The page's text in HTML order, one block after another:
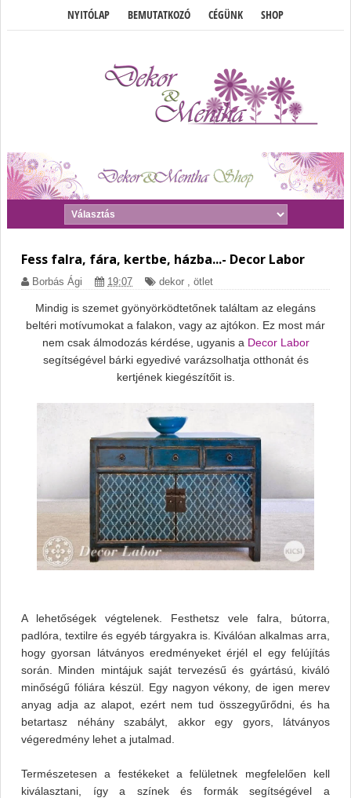
NYITÓLAP BEMUTATKOZÓ CÉGÜNK SHOP
Fess falra, fára, kertbe, házba...- Decor Labor
Borbás Ági 19:07 dekor , ötlet
Mindig is szemet gyönyörködtetőnek találtam az elegáns
beltéri motívumokat a falakon, vagy az ajtókon. Ez most már
nem csak álmodozás kérdése, ugyanis a Decor Labor
segítségével bárki egyedivé varázsolhatja otthonát és
kertjének kiegészítőit is.
A lehetőségek végtelenek. Festhetsz vele falra, bútorra,
padlóra, textilre és egyéb tárgyakra is. Kiválóan alkalmas arra,
hogy gyorsan látványos eredményeket érjél el egy felújítás
során. Minden mintájuk saját tervezésű és gyártású, kiváló
minőségű fóliára készül. Egy nagyon vékony, de igen merev
anyag adja az alapot, ezért nem tud összegyűrődni, és ha
betartasz néhány szabályt, akkor egy gyors, látványos
végeredmény lehet a jutalmad.
Természetesen a festékeket a felületnek megfelelően kell
kiválasztani, így a színek és formák segítségével a